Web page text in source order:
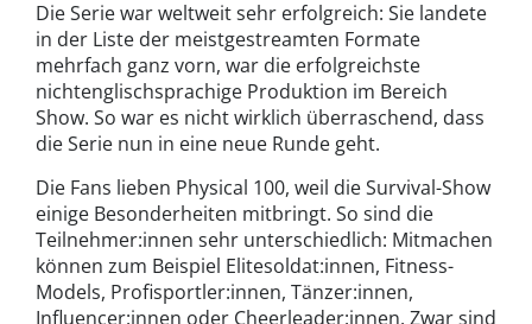
Die Serie war weltweit sehr erfolgreich: Sie landete
in der Liste der meistgestreamten Formate
mehrfach ganz vorn, war die erfolgreichste
nichtenglischsprachige Produktion im Bereich
Show. So war es nicht wirklich überraschend, dass
die Serie nun in eine neue Runde geht.
Die Fans lieben Physical 100, weil die Survival-Show
einige Besonderheiten mitbringt. So sind die
Teilnehmer:innen sehr unterschiedlich: Mitmachen
können zum Beispiel Elitesoldat:innen, Fitness-
Models, Profisportler:innen, Tänzer:innen,
Influencer:innen oder Cheerleader:innen. Zwar sind